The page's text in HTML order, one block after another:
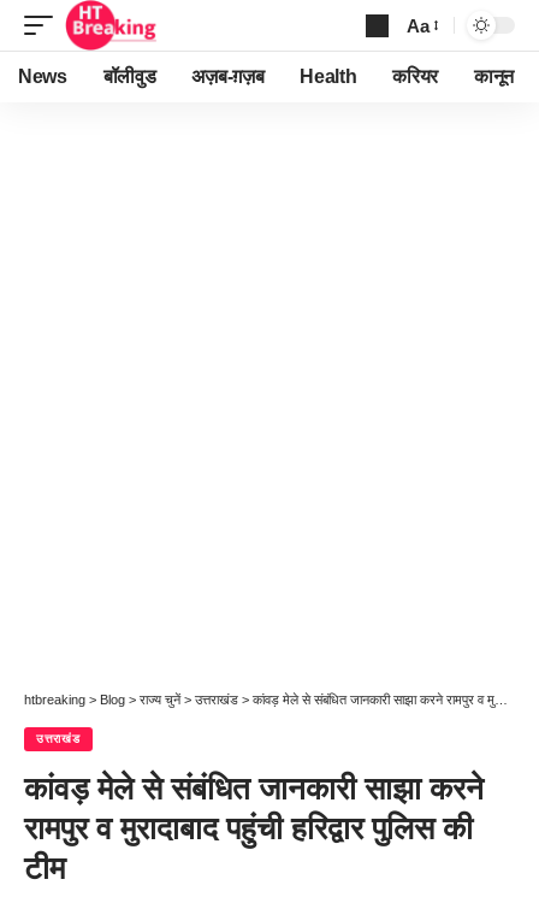
Font
Resizer
Aa
News बॉलीवुड अज़ब-ग़ज़ब Health करियर कानून
htbreaking > Blog > राज्य चुनें > उत्तराखंड > कांवड़ मेले से संबंधित जानकारी साझा करने रामपुर व मुरादाबाद पहुंची हरिद्वार पुलिस की टीम
उत्तराखंड
कांवड़ मेले से संबंधित जानकारी साझा करने
रामपुर व मुरादाबाद पहुंची हरिद्वार पुलिस की
टीम